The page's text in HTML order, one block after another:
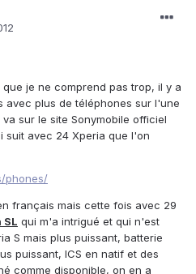
je ne comprend pas trop, il y a
avec plus de téléphones sur l'une
sur le site Sonymobile officiel
suit avec 24 Xperia que l'on
phones/
français mais cette fois avec 29
SL qui m'a intrigué et qui n'est
S mais plus puissant, batterie
puissant, ICS en natif et des
comme disponible, on en a